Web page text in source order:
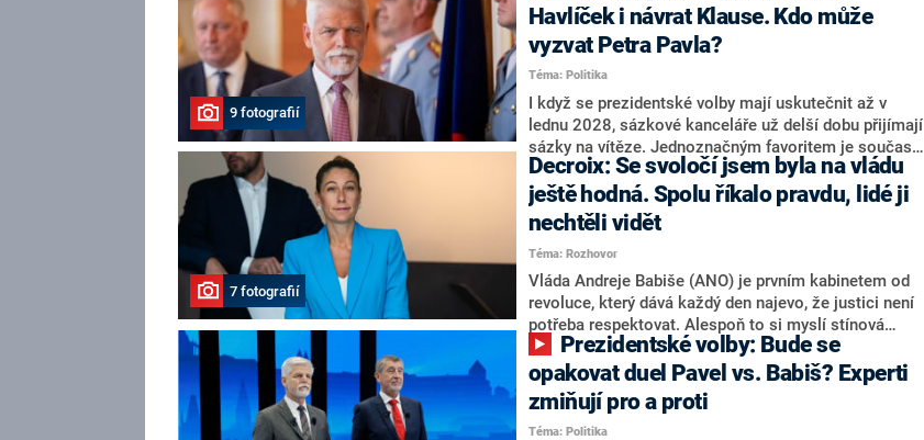
Martin Kuba. Konkrétní nebyl, ale získat by takto mohl
například senátora Zdeňka Hrabu, který je dnes
součástí klubu ODS a TOP 09. Hraba to na dotaz
redakce nevyloučil. Předseda klubu senátorů ODS
Zdeněk Nytra redakci řekl, že počítá s odchodem
některých senátorů z klubu a že Naše Česko není
nepřítel, ale soupeř.
9 fotografií
Havlíček i návrat Klause. Kdo může
vyzvat Petra Pavla?
Téma: Politika
I když se prezidentské volby mají uskutečnit až v
lednu 2028, sázkové kanceláře už delší dobu přijímají
sázky na vítěze. Jednoznačným favoritem je současná
hlava státu Petr Pavel. Daleko za ním pak bookmakeři
zmiňují dva výrazné politiky ANO, tedy premiéra
Andreje Babiše a ministra průmyslu Karla Havlíčka.
Oblíbeným tipem samotných sázkařů je poslanec za
Motoristy Filip Turek. Politolog Jan Kubáček nicméně
o případné kandidatuře kohokoliv ze zmíněné trojice
značně pochybuje. Podle něj současná koalice dosud
nemá osobu, která by Pavlovi mohla konkurovat.
7 fotografií
Decroix: Se svoločí jsem byla na vládu
ještě hodná. Spolu říkalo pravdu, lidé ji
nechtěli vidět
Téma: Rozhovor
Vláda Andreje Babiše (ANO) je prvním kabinetem od
revoluce, který dává každý den najevo, že justici není
potřeba respektovat. Alespoň to si myslí stínová
ministryně spravedlnosti ODS Eva Decroix. V
rozhovoru pro CNN Prima NEWS si nebrala servítky
ohledně politického výkonu svého nástupce Jeronýma
Tejce (za ANO) či vládní zmocněnkyně pro lidská
práva Taťány Malé (ANO). Označením „svoloč“ na
opakovat duel Pavel vs. Babiš? Experti
zmiňují pro a proti
Téma: Politika